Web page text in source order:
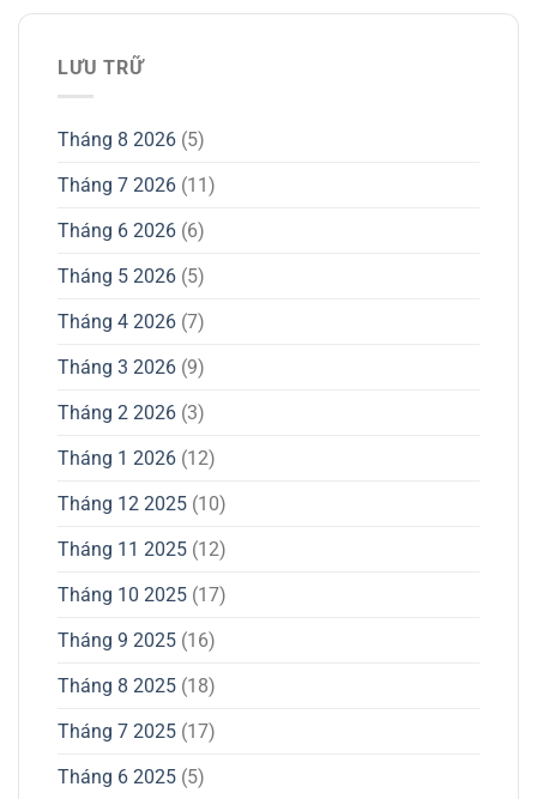
LƯU TRỮ
Tháng 8 2026 (5)
Tháng 7 2026 (11)
Tháng 6 2026 (6)
Tháng 5 2026 (5)
Tháng 4 2026 (7)
Tháng 3 2026 (9)
Tháng 2 2026 (3)
Tháng 1 2026 (12)
Tháng 12 2025 (10)
Tháng 11 2025 (12)
Tháng 10 2025 (17)
Tháng 9 2025 (16)
Tháng 8 2025 (18)
Tháng 7 2025 (17)
Tháng 6 2025 (5)